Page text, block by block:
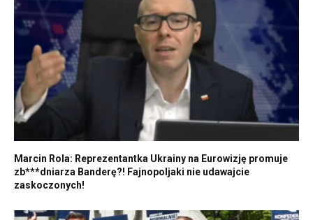
Marcin Rola: Reprezentantka Ukrainy na Eurowizję promuje
zb***dniarza Banderę?! Fajnopoljaki nie udawajcie
zaskoczonych!